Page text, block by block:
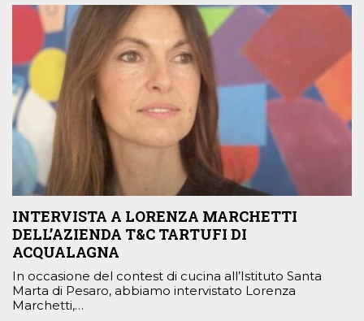
INTERVISTA A LORENZA MARCHETTI
DELL’AZIENDA T&C TARTUFI DI
ACQUALAGNA
In occasione del contest di cucina all’Istituto Santa
Marta di Pesaro, abbiamo intervistato Lorenza
Marchetti,…